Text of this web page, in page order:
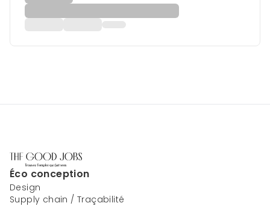
Éco conception
Design
Supply chain / Traçabilité